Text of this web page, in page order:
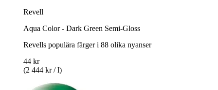
Revell
Aqua Color - Dark Green Semi-Gloss
Revells populära färger i 88 olika nyanser
44 kr
(2 444 kr / l)